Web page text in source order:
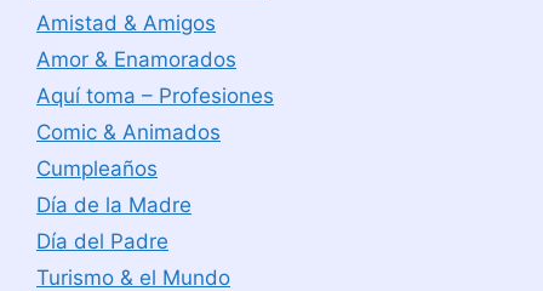
Amistad & Amigos
Amor & Enamorados
Aquí toma – Profesiones
Comic & Animados
Cumpleaños
Día de la Madre
Día del Padre
Turismo & el Mundo